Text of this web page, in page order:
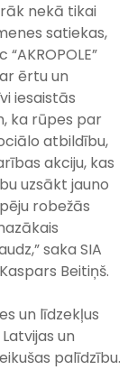
nekā tikai
satiekas,
ērtu un
iesaistās
ka rūpes par
atbildību,
akciju, kas
uzsākt jauno
robežās
saka SIA
Beitiņš.
un līdzekļus
un
palīdzību.